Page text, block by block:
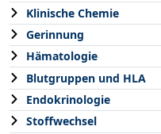
Klinische Chemie
Gerinnung
Hämatologie
Blutgruppen und HLA
Endokrinologie
Stoffwechsel